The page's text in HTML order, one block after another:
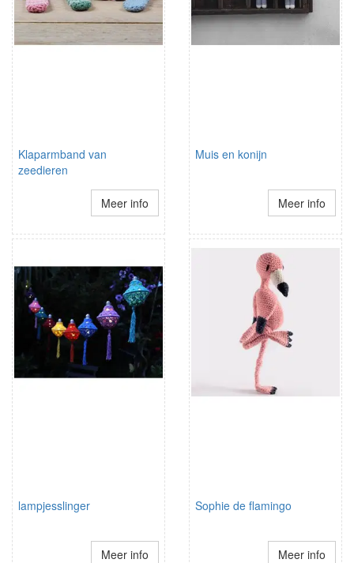
Klaparmband van
zeedieren
Meer info
Muis en konijn
Meer info
lampjesslinger
Meer info
Sophie de flamingo
Meer info